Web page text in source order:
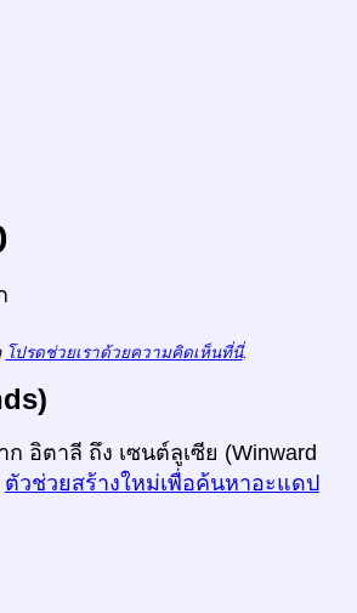
โปรดช่วยเราด้วยความคิดเห็นที่นี่.
อิตาลี ถึง เซนต์ลูเซีย (Winward
ตัวช่วยสร้างใหม่เพื่อค้นหาอะแดป